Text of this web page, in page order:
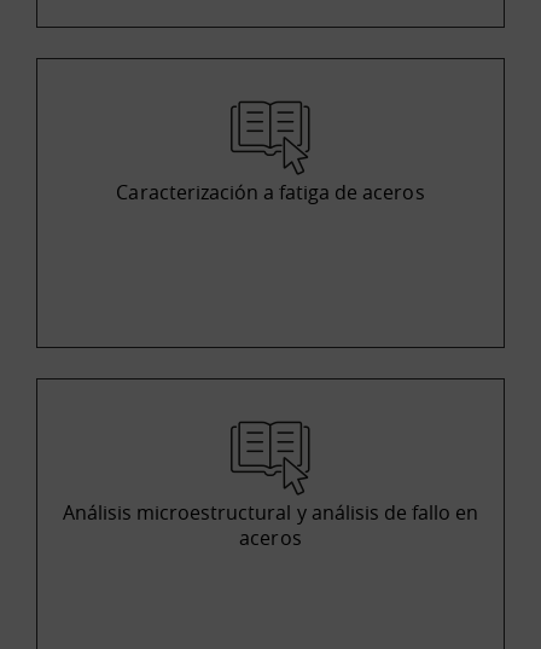
Caracterización a fatiga de aceros
Análisis microestructural y análisis de fallo en
aceros